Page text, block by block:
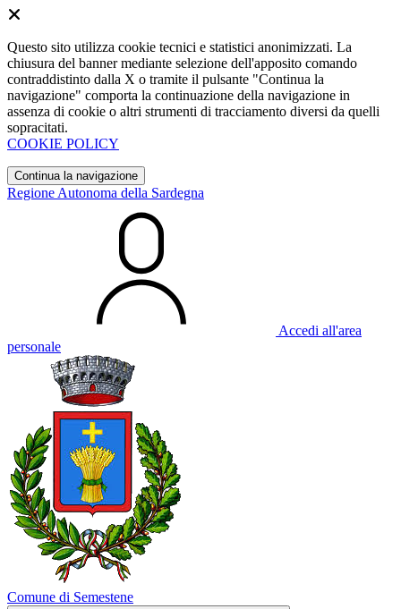
Questo sito utilizza cookie tecnici e statistici anonimizzati. La
chiusura del banner mediante selezione dell'apposito comando
contraddistinto dalla X o tramite il pulsante "Continua la
navigazione" comporta la continuazione della navigazione in
assenza di cookie o altri strumenti di tracciamento diversi da quelli
sopracitati.
COOKIE POLICY
Continua la navigazione
Regione Autonoma della Sardegna
Accedi all'area
personale
Comune di Semestene